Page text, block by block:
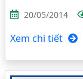
20/05/2014
Xem chi tiết